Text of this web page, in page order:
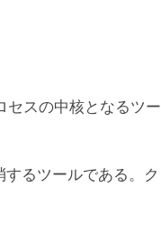
セスの中核となるツー
るツールである。ク